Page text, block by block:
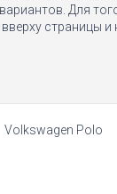
Для
страницы и
Volkswagen Polo